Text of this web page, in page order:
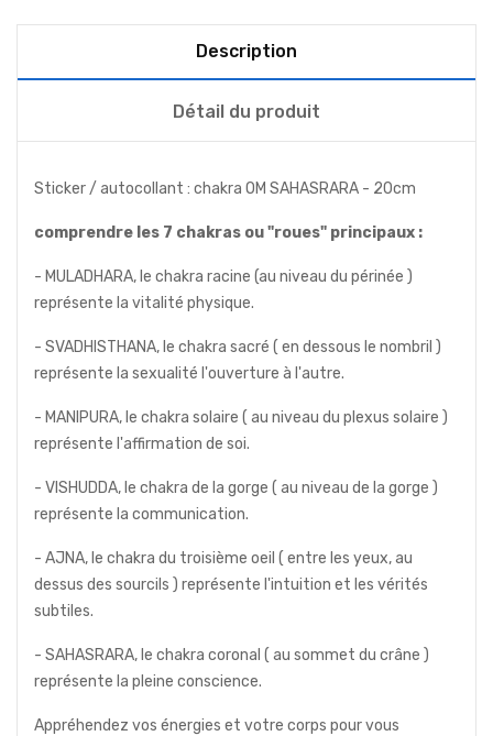
Description
Détail du produit
Sticker / autocollant : chakra OM SAHASRARA - 20cm
comprendre les 7 chakras ou "roues" principaux :
- MULADHARA, le chakra racine (au niveau du périnée )
représente la vitalité physique.
- SVADHISTHANA, le chakra sacré ( en dessous le nombril )
représente la sexualité l'ouverture à l'autre.
- MANIPURA, le chakra solaire ( au niveau du plexus solaire )
représente l'affirmation de soi.
- VISHUDDA, le chakra de la gorge ( au niveau de la gorge )
représente la communication.
- AJNA, le chakra du troisième oeil ( entre les yeux, au
dessus des sourcils ) représente l'intuition et les vérités
subtiles.
- SAHASRARA, le chakra coronal ( au sommet du crâne )
représente la pleine conscience.
Appréhendez vos énergies et votre corps pour vous